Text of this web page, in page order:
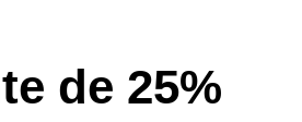
de 40 µg/m3, et à un
de 25%